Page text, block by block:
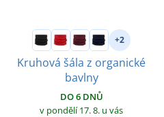
+2
Kruhová šála z organické
bavlny
DO 6 DNŮ
v pondělí 17. 8. u vás